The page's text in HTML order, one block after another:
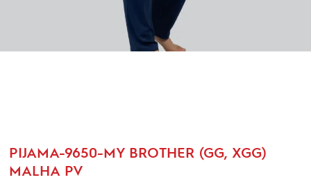
PIJAMA-9650-MY BROTHER (GG, XGG)
MALHA PV